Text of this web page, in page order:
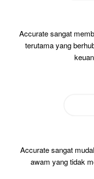
Accurate sangat
terutama yang
Accurate sangat
awam yang tidak